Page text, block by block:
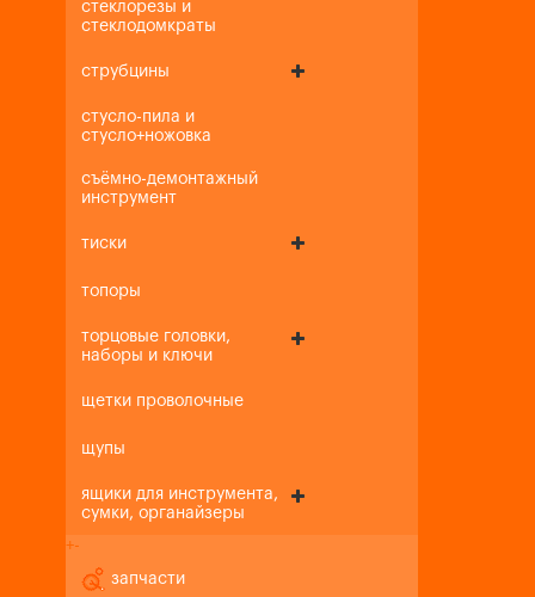
стеклорезы и
стеклодомкраты
струбцины
стусло-пила и
стусло+ножовка
съёмно-демонтажный
инструмент
тиски
топоры
торцовые головки,
наборы и ключи
щетки проволочные
щупы
ящики для инструмента,
сумки, органайзеры
+-
запчасти